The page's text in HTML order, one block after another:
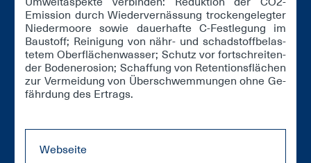
Emis­si­on durch Wie­der­ver­näs­sung tro­cken­ge­leg­ter
Nie­der­moo­re so­wie dau­er­haf­te C-Fest­le­gung im
Bau­stoff; Rei­ni­gung von nähr- und schad­stoff­be­las­
te­tem Ober­flä­chen­was­ser; Schutz vor fort­schrei­ten­
der Bo­den­ero­si­on; Schaf­fung von Re­ten­ti­ons­flä­chen
zur Ver­mei­dung von Über­schwem­mun­gen oh­ne Ge­
fähr­dung des Er­trags.
Webseite